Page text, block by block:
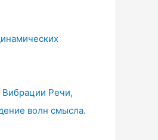
Вибрации Речи,
волн смысла.